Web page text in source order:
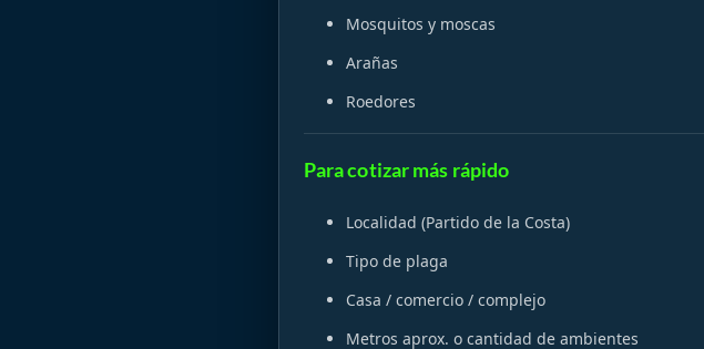
Mosquitos y moscas
Arañas
Roedores
Para cotizar más rápido
Localidad (Partido de la Costa)
Tipo de plaga
Casa / comercio / complejo
Metros aprox. o cantidad de ambientes